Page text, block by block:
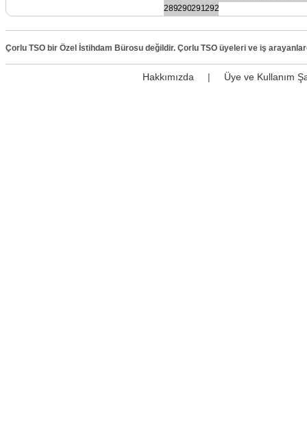
289290291292
Çorlu TSO bir Özel İstihdam Bürosu değildir. Çorlu TSO üyeleri ve iş
Hakkımızda | Üye ve Kullanım